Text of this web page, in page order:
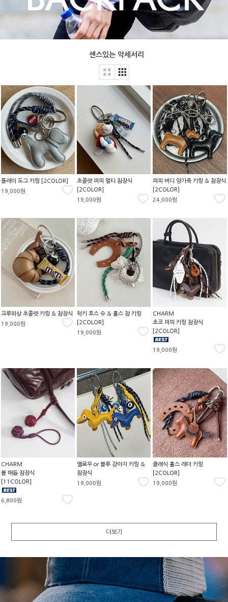
센스있는 악세서리
플레이 도그 키링 [2COLOR]
19,000원
초콜렛 퍼피 멀티 참장식
[2COLOR]
19,000원
퍼피 버디 양가죽 키링 & 참장식
[2COLOR]
24,000원
크루와상 초콜렛 키링 & 참장식
19,000원
럭키 호스 슈 & 홀스 참 키링
[2COLOR]
19,000원
CHARM
초코 퍼피 키링 참장식
[2COLOR]
19,000원
CHARM
볼 매듭 참장식
[11COLOR]
6,800원
옐로우 or 블루 강아지 키링 &
참장식
19,000원
클래식 홀스 레더 키링
[2COLOR]
19,000원
더보기